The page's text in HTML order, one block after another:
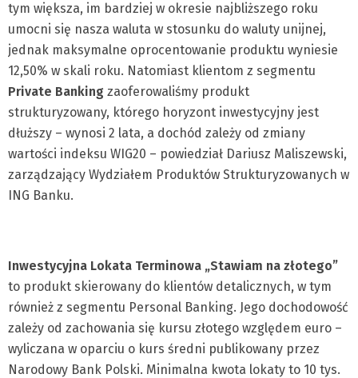
tym większa, im bardziej w okresie najbliższego roku
umocni się nasza waluta w stosunku do waluty unijnej,
jednak maksymalne oprocentowanie produktu wyniesie
12,50% w skali roku. Natomiast klientom z segmentu
Private Banking zaoferowaliśmy produkt
strukturyzowany, którego horyzont inwestycyjny jest
dłuższy – wynosi 2 lata, a dochód zależy od zmiany
wartości indeksu WIG20 – powiedział Dariusz Maliszewski,
zarządzający Wydziałem Produktów Strukturyzowanych w
ING Banku.
Inwestycyjna Lokata Terminowa „Stawiam na złotego”
to produkt skierowany do klientów detalicznych, w tym
również z segmentu Personal Banking. Jego dochodowość
zależy od zachowania się kursu złotego względem euro –
wyliczana w oparciu o kurs średni publikowany przez
Narodowy Bank Polski. Minimalna kwota lokaty to 10 tys.